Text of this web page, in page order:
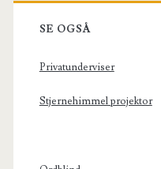
SE OGSÅ
Privatunderviser
Stjernehimmel projektor